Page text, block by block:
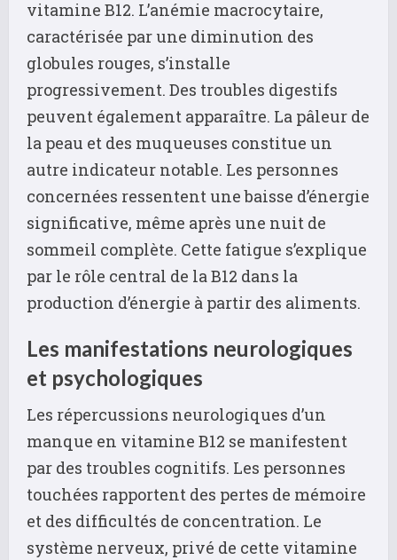
vitamine B12. L’anémie macrocytaire,
caractérisée par une diminution des
globules rouges, s’installe
progressivement. Des troubles digestifs
peuvent également apparaître. La pâleur de
la peau et des muqueuses constitue un
autre indicateur notable. Les personnes
concernées ressentent une baisse d’énergie
significative, même après une nuit de
sommeil complète. Cette fatigue s’explique
par le rôle central de la B12 dans la
production d’énergie à partir des aliments.
Les manifestations neurologiques
et psychologiques
Les répercussions neurologiques d’un
manque en vitamine B12 se manifestent
par des troubles cognitifs. Les personnes
touchées rapportent des pertes de mémoire
et des difficultés de concentration. Le
système nerveux, privé de cette vitamine